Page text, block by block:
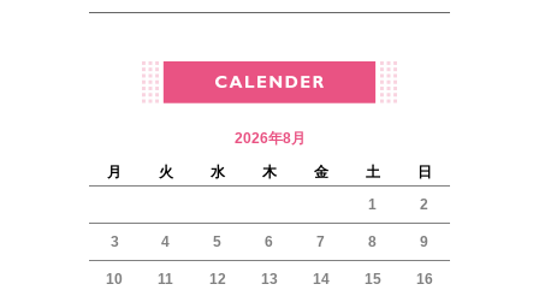
2026年8月
月
火 水 木 金 土
日
1
2
3 4 5 6 7 8 9
10 11 12 13 14 15 16